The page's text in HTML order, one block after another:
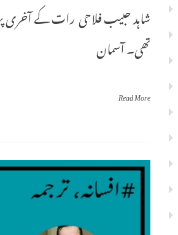
شاہد حبیب فلاحی رات کے آخری
تھی۔ آسمان
Read More